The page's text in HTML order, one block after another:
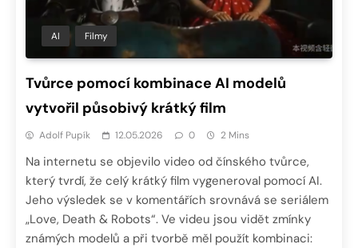
AI Filmy
Tvůrce pomocí kombinace AI modelů
vytvořil působivý krátký film
Adolf Pupík 12.05.2026 0 2 Mins
Na internetu se objevilo video od čínského tvůrce,
který tvrdí, že celý krátký film vygeneroval pomocí AI.
Jeho výsledek se v komentářích srovnává se seriálem
„Love, Death & Robots“. Ve videu jsou vidět zmínky
známých modelů a při tvorbě měl použít kombinaci: